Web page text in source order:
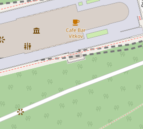
kanceláře 265 m², Praha -
EUR za m²/měsíc
2059/80b, Praha 4 - Krč